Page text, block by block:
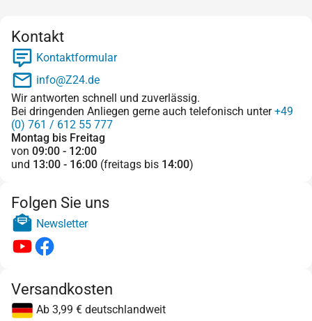
Kontakt
Kontaktformular
info@Z24.de
Wir antworten schnell und zuverlässig.
Bei dringenden Anliegen gerne auch telefonisch unter+49
(0) 761 / 612 55 777
Montag bis Freitag
von 09:00 - 12:00
und 13:00 - 16:00 (freitags bis 14:00)
Folgen Sie uns
Newsletter
Versandkosten
Ab 3,99 € deutschlandweit